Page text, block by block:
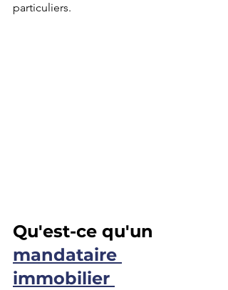
particuliers.
Qu'est-ce qu'un
mandataire
immobilier